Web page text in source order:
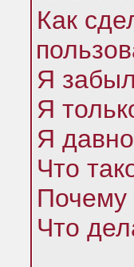
Как
Я
Я
Я
Что
Почему
Что